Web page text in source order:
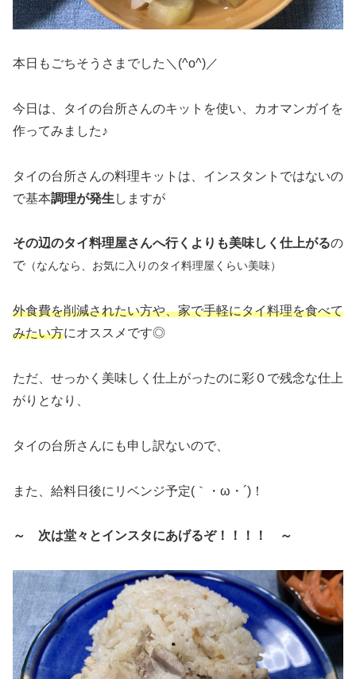
本日もごちそうさまでした＼(^o^)／
今日は、タイの台所さんのキットを使い、カオマンガイを
作ってみました♪
タイの台所さんの料理キットは、インスタントではないの
で基本調理が発生 しますが
その辺のタイ料理屋さんへ行くよりも美味しく仕上がるの
で （なんなら、お気に入りのタイ料理屋くらい美味）
外食費を削減されたい方や、家で手軽にタイ料理を食べて
みたい方にオススメです◎
ただ、せっかく美味しく仕上がったのに彩０で残念な仕上
がりとなり、
タイの台所さんにも申し訳ないので、
また、給料日後にリベンジ予定(｀・ω・´)！
～ 次は堂々とインスタにあげるぞ！！！！ ～